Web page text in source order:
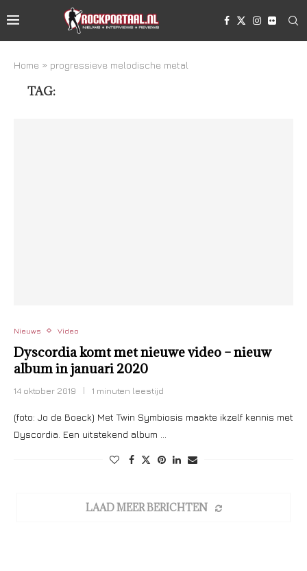
Home » progressieve melodische metal
TAG:
Nieuws Video
Dyscordia komt met nieuwe video – nieuw
album in januari 2020
14 oktober 2019 1 minuten leestijd
(foto: Jo de Boeck) Met Twin Symbiosis maakte ikzelf kennis met
Dyscordia. Een uitstekend album …
LAAD MEER BERICHTEN